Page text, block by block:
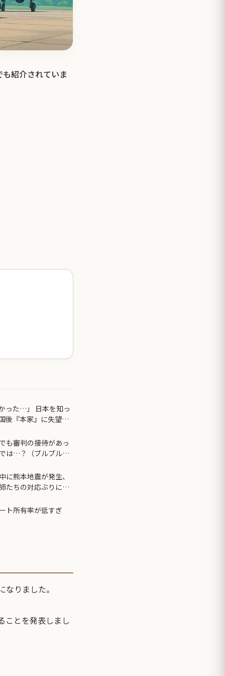
紹介されていま
った…」 日本を知っ
後『本家』に失望す
も審判の接待があっ
は…？（ブルブル」
熊本地震が発生、
たちの対応ぶりに海
ト所有率が低すぎ
りました。
ことを発表しまし